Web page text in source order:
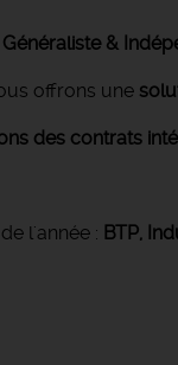
Généraliste &
offrons une
des contrats
l'année : BTP,